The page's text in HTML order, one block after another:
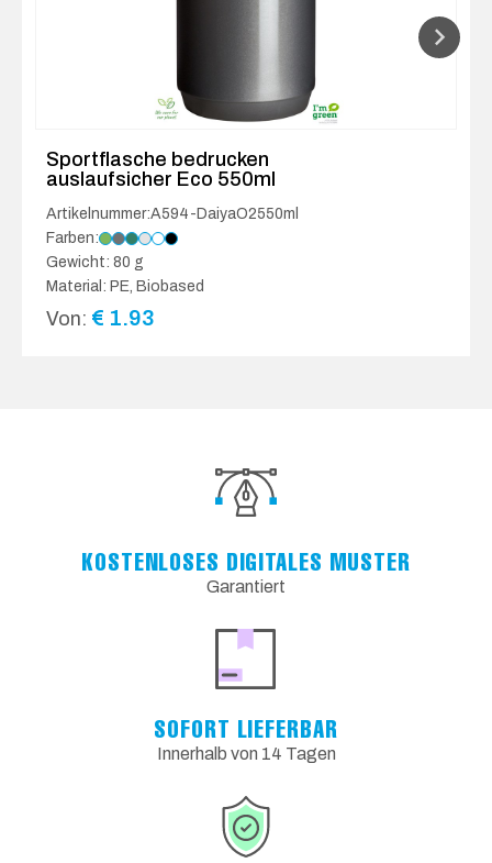
Sportflasche bedrucken
auslaufsicher Eco 550ml
Artikelnummer:A594-DaiyaO2550ml
Farben:
Gewicht: 80 g
Material: PE, Biobased
Von: € 1.93
KOSTENLOSES DIGITALES MUSTER
Garantiert
SOFORT LIEFERBAR
Innerhalb von 14 Tagen